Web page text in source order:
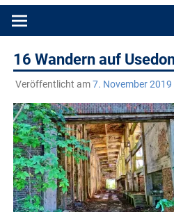
Produkttests und
16 Wandern auf
Veröffentlicht am7. November 2019